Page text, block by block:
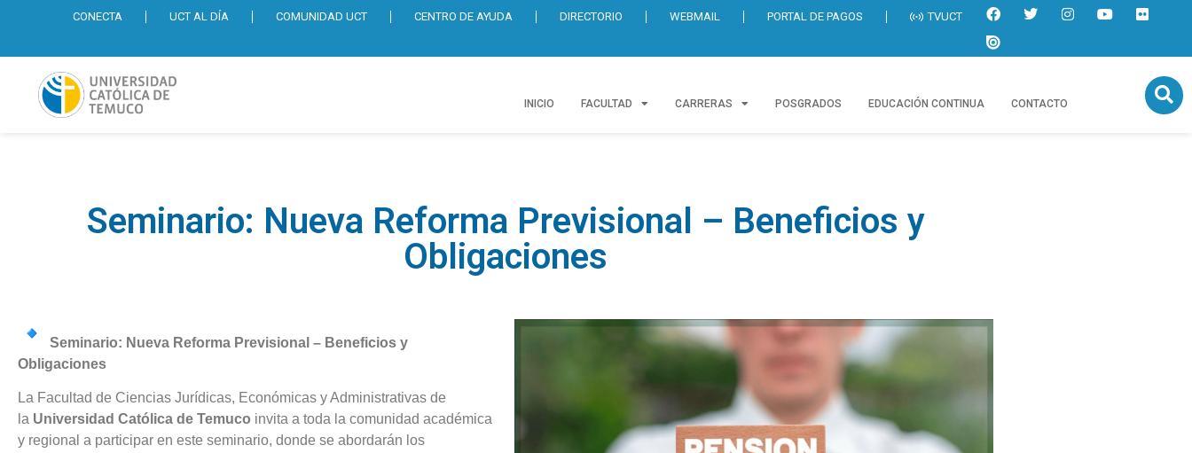
CONECTA UCT AL DÍA COMUNIDAD UCT CENTRO DE AYUDA DIRECTORIO WEBMAIL PORTAL DE PAGOS TVUCT
INICIO FACULTAD CARRERAS POSGRADOS EDUCACIÓN CONTINUA CONTACTO
Seminario: Nueva Reforma Previsional – Beneficios y
Obligaciones
Seminario: Nueva Reforma Previsional – Beneficios y
Obligaciones
La Facultad de Ciencias Jurídicas, Económicas y Administrativas de
la Universidad Católica de Temuco invita a toda la comunidad académica
y regional a participar en este seminario, donde se abordarán los